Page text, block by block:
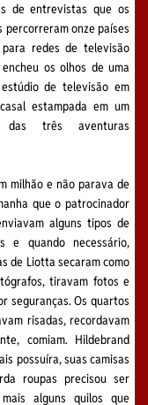
de entrevistas que os
onze países
redes de televisão
os olhos de uma
de televisão em
estampada em um
três aventuras
milhão e não parava de
que o patrocinador
alguns tipos de
e quando necessário,
de Liotta secaram como
tiravam fotos e
seguranças. Os quartos
risadas, recordavam
comiam. Hildebrand
possuíra, suas camisas
roupas precisou ser
alguns quilos que